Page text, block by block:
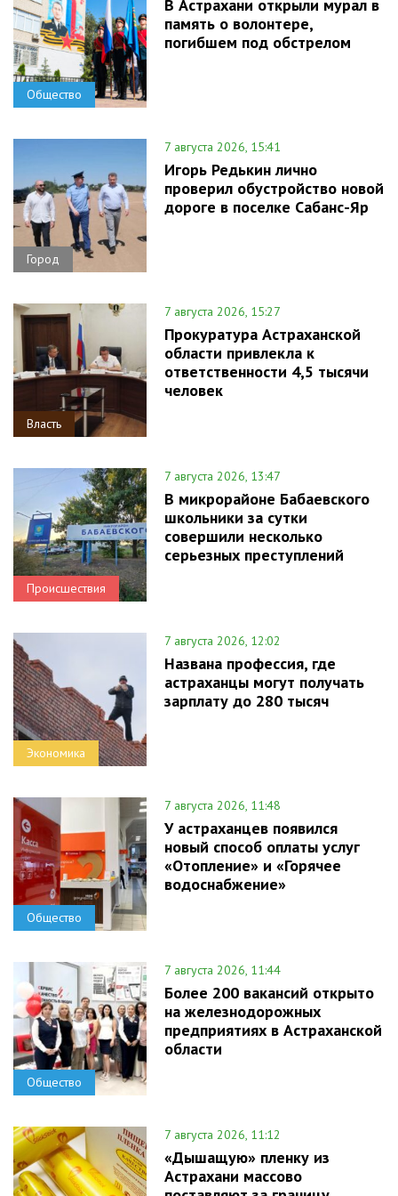
Общество
В Астрахани открыли мурал в
память о волонтере,
погибшем под обстрелом
Город
7 августа 2026, 15:41
Игорь Редькин лично
проверил обустройство новой
дороге в поселке Сабанс-Яр
Власть
7 августа 2026, 15:27
Прокуратура Астраханской
области привлекла к
ответственности 4,5 тысячи
человек
Происшествия
7 августа 2026, 13:47
В микрорайоне Бабаевского
школьники за сутки
совершили несколько
серьезных преступлений
Экономика
7 августа 2026, 12:02
Названа профессия, где
астраханцы могут получать
зарплату до 280 тысяч
Общество
7 августа 2026, 11:48
У астраханцев появился
новый способ оплаты услуг
«Отопление» и «Горячее
водоснабжение»
Общество
7 августа 2026, 11:44
Более 200 вакансий открыто
на железнодорожных
предприятиях в Астраханской
области
7 августа 2026, 11:12
«Дышащую» пленку из
Астрахани массово